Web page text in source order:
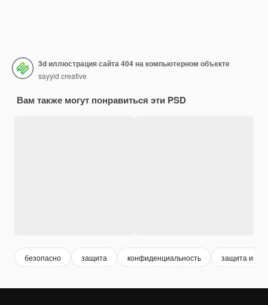
3d иллюстрация сайта 404 на компьютерном объекте
sayyid creative
Вам также могут понравиться эти PSD
безопасно защита конфиденциальность защита